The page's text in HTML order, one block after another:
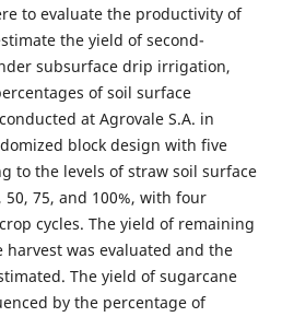
to evaluate the productivity of
the yield of second-
subsurface drip irrigation,
of soil surface
at Agrovale S.A. in
block design with five
to the levels of straw soil surface
50, 75, and 100%, with four
cycles. The yield of remaining
was evaluated and the
The yield of sugarcane
by the percentage of